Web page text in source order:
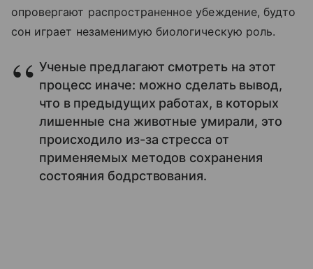
опровергают распространенное убеждение, будто
сон играет незаменимую биологическую роль.
Ученые предлагают смотреть на этот
процесс иначе: можно сделать вывод,
что в предыдущих работах, в которых
лишенные сна животные умирали, это
происходило из-за стресса от
применяемых методов сохранения
состояния бодрствования.